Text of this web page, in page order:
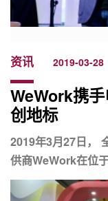
资讯 2019-03-28
WeWork携
创地标
2019年3月27日，
供商WeWork在位